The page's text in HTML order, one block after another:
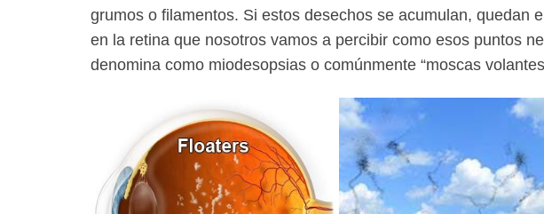
grumos o filamentos. Si estos desechos se acumulan, quedan
en la retina que nosotros vamos a percibir como esos puntos
denomina como miodesopsias o comúnmente “moscas